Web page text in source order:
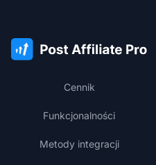
Cennik
Funkcjonalności
Metody integracji